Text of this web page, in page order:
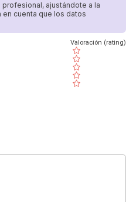
ajustándote a la
en cuenta que los datos
( )
( )
( )
( )
( )
Valoración (rating)